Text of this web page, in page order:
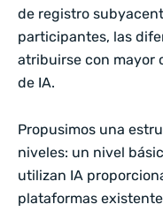
de registro
participantes, las
atribuirse con mayor
de IA.
Propusimos una
niveles: un nivel
utilizan IA
plataformas